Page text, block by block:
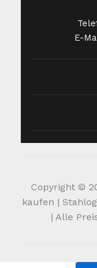
E-
Copyright ©
kaufen |
| Alle